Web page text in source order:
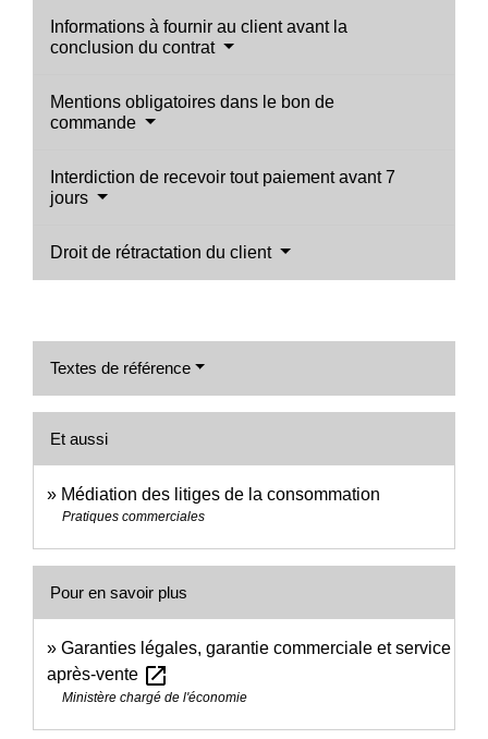
Informations à fournir au client avant la
conclusion du contrat
Mentions obligatoires dans le bon de
commande
Interdiction de recevoir tout paiement avant 7
jours
Droit de rétractation du client
Textes de référence
Et aussi
Médiation des litiges de la consommation
Pratiques commerciales
Pour en savoir plus
Garanties légales, garantie commerciale et service
après-vente open_in_new
Ministère chargé de l'économie